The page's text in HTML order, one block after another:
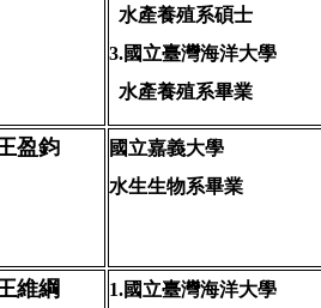
水產養殖系碩士
3.國立臺灣海洋大學
水產養殖系畢業
盈鈞
國立嘉義大學
水生生物系畢業
維綱 1.國立臺灣海洋大學